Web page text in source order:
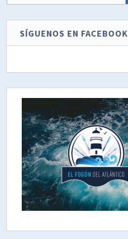
SÍGUENOS EN FACEBOOK